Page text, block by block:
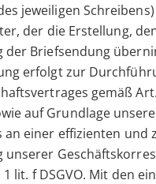
jeweiligen
der die Erstellung,
der Briefsendung
erfolgt zur
gemäß
auf Grundlage
an einer effizienten und
unserer
1 lit. f DSGVO. Mit den